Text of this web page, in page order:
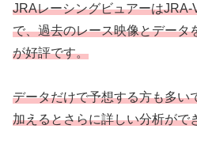
JRAレーシングビュアーは
で、過去のレース映像とデータ
が好評です。
データだけで予想する方も多い
加えるとさらに詳しい分析がで